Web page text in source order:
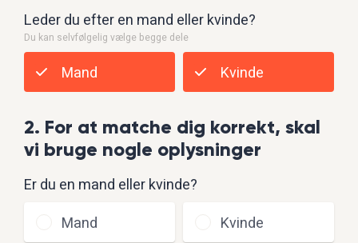
Leder du efter en mand eller kvinde?
Du kan selvfølgelig vælge begge dele
Mand Kvinde
2. For at matche dig korrekt, skal
vi bruge nogle oplysninger
Er du en mand eller kvinde?
Mand
Kvinde